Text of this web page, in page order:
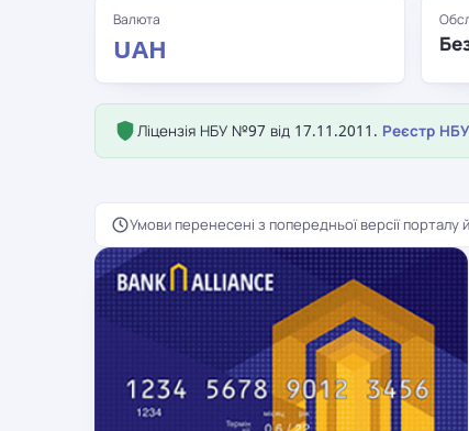
Валюта
UAH
Ліцензія НБУ №97 від 17.11.2011. Реєстр
Умови перенесені з попередньої версії порталу